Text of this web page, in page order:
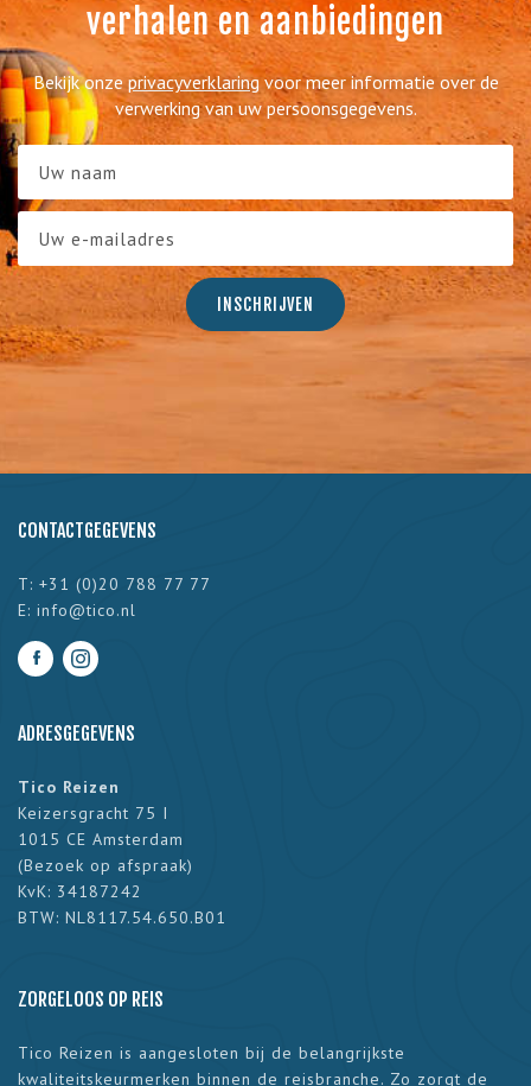
verhalen en aanbiedingen
Bekijk onzeprivacyverklaringvoor meer informatie over de
verwerking van uw persoonsgegevens.
CONTACTGEGEVENS
T: +31 (0)20 788 77 77
E: info@tico.nl
ADRESGEGEVENS
Tico Reizen
Keizersgracht 75 I
1015 CE Amsterdam
(Bezoek op afspraak)
KvK: 34187242
BTW: NL8117.54.650.B01
ZORGELOOS OP REIS
Tico Reizen is aangesloten bij de belangrijkste
kwaliteitskeurmerken binnen de reisbranche. Zo zorgt de